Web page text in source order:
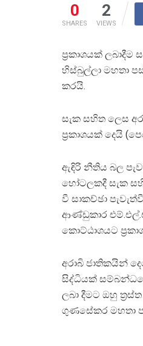
0
SHARES
2
VIEWS
ප්‍රකාශයක්
හිස්බුල්ලා මහතා
කරයි.
සැක සහිත ලෙස
ප්‍රකාශයක් දෙයි
ඇඳිරි නීතිය බල
හෝටලකදී සැක
වී සාකච්ඡා
ආණ්ඩුකාර
කොට්ඨාශයට
අරාබි ජාතිකයින්
සිද්ධියක්
ලබා දීමට ඔහු
ගුණසේකර මහතා